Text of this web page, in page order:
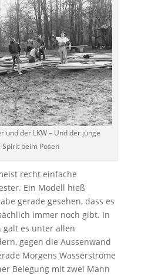
und der LKW – Und der junge
beim Posen
recht einfache
Ein Modell hieß
gerade gesehen, dass es
immer noch gibt. In
galt es unter allen
gegen die Aussenwand
Morgens Wasserströme
Belegung mit zwei Mann